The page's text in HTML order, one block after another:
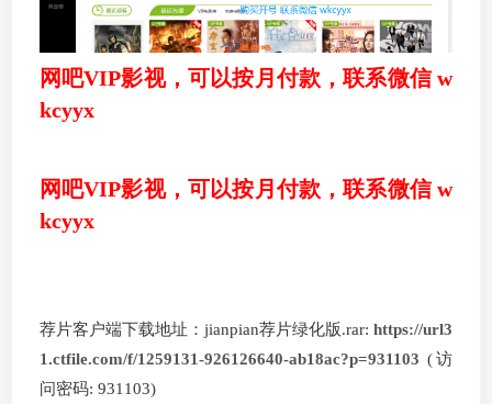
网吧VIP影视，可以按月付款，联系微信 w
kcyyx
网吧VIP影视，可以按月付款，联系微信 w
kcyyx
荐片客户端下载地址：jianpian荐片绿化版.rar: https://url3
1.ctfile.com/f/1259131-926126640-ab18ac?p=931103 (访
问密码: 931103)